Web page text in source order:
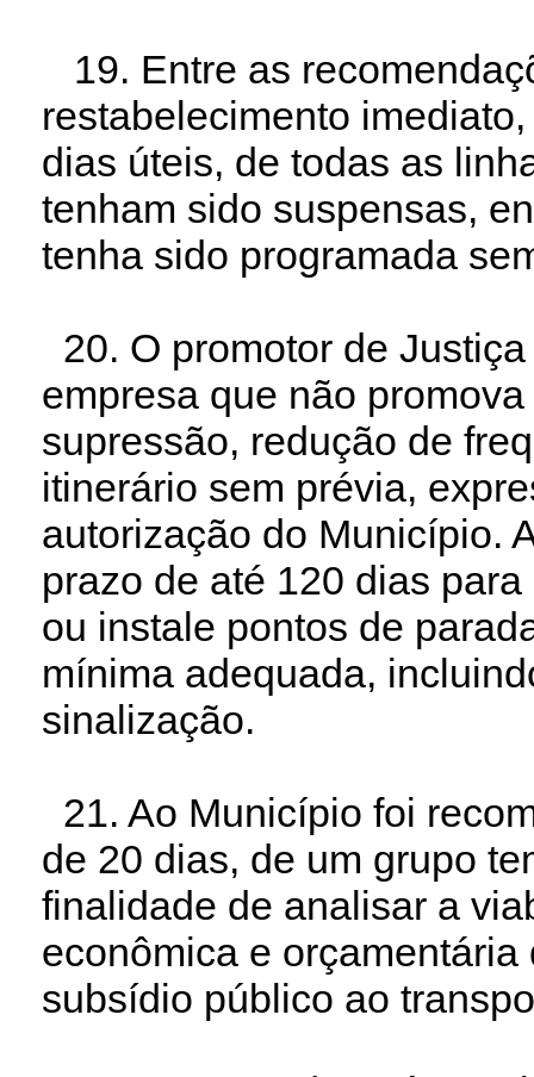
19. Entre as
restabelecimento
dias úteis, de todas as
tenham sido suspensas,
tenha sido programada
20. O promotor de
empresa que não
supressão, redução de
itinerário sem prévia,
autorização do Município.
prazo de até 120 dias
ou instale pontos de
mínima adequada,
sinalização.
21. Ao Município foi
de 20 dias, de um grupo
finalidade de analisar a
econômica e
subsídio público ao